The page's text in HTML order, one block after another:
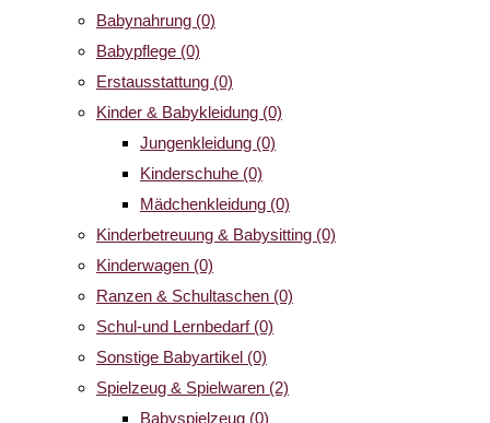
Babynahrung (0)
Babypflege (0)
Erstausstattung (0)
Kinder & Babykleidung (0)
Jungenkleidung (0)
Kinderschuhe (0)
Mädchenkleidung (0)
Kinderbetreuung & Babysitting (0)
Kinderwagen (0)
Ranzen & Schultaschen (0)
Schul-und Lernbedarf (0)
Sonstige Babyartikel (0)
Spielzeug & Spielwaren (2)
Babyspielzeug (0)